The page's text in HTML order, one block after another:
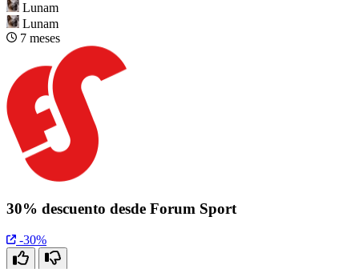
Lunam
Lunam
7 meses
30% descuento desde Forum Sport
-30%